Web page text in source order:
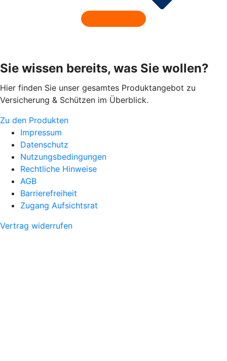
Sie wissen bereits, was Sie wollen?
Hier finden Sie unser gesamtes Produktangebot zu
Versicherung & Schützen im Überblick.
Zu den Produkten
Impressum
Datenschutz
Nutzungsbedingungen
Rechtliche Hinweise
AGB
Barrierefreiheit
Zugang Aufsichtsrat
Vertrag widerrufen